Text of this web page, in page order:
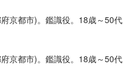
京都市)。鑑識役。18歳～50代
京都市)。鑑識役。18歳～50代